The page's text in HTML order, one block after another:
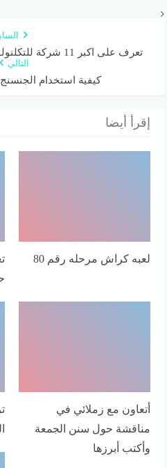
تعرف على اكبر 11 شركة للتكلنولوجيا المالية في أمريكا 2019
التالي
كيفية استخدام
إقرأ أيضا
لعبه كراش مرحله رقم 80
أتعاون مع زملائي في
مناقشة حول سنن الجمعة
وأكتب أبرزها